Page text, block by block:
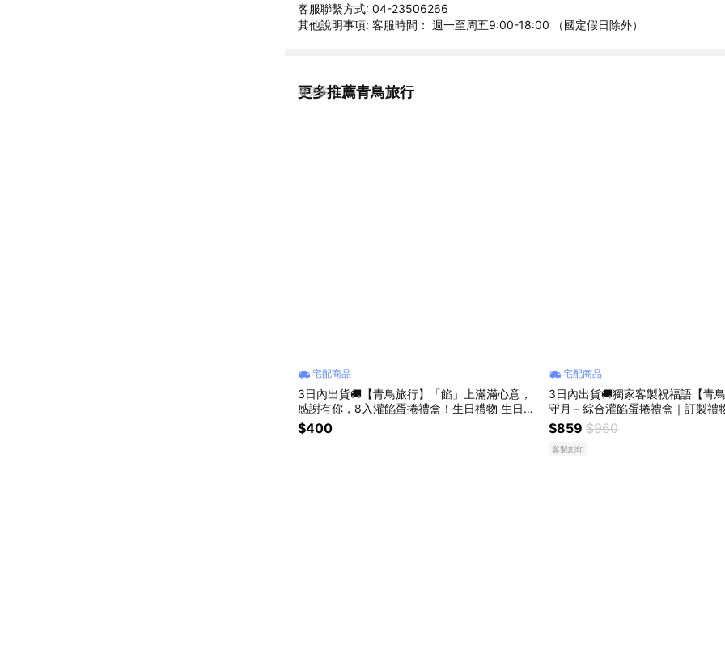
客服聯繫方式: 04-23506266
其他說明事項: 客服時間： 週一至周五9:00-18:00 （國定假日除外）
更多推薦青鳥旅行
看更多
宅配商品
3日內出貨🚚【青鳥旅行】「餡」上滿滿心意，
感謝有你，8入灌餡蛋捲禮盒！生日禮物 生日快
樂－「收禮者可自選口味」
$400
宅配商品
3日內出貨🚚獨家客製祝福語【青
守月－綜合灌餡蛋捲禮盒｜訂製禮
｜春節禮盒｜客製禮物｜LINE禮物
$859 $960
客製刻印